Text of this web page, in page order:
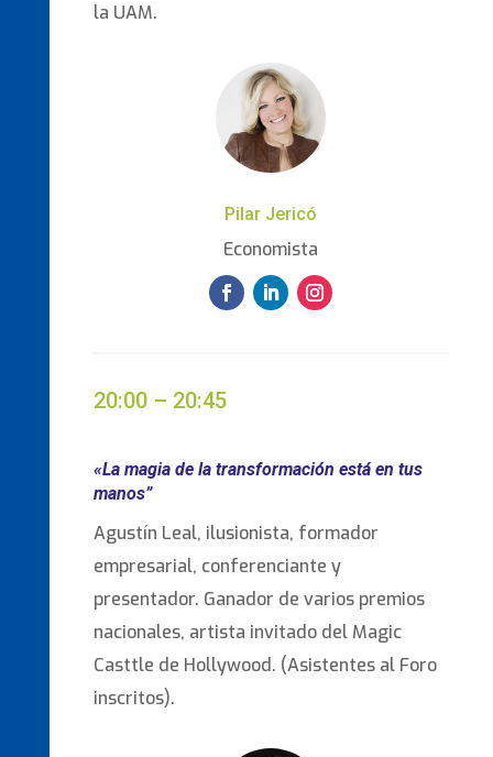
la UAM.
Pilar Jericó
Economista
20:00 – 20:45
«La magia de la transformación está en tus
manos”
Agustín Leal, ilusionista, formador
empresarial, conferenciante y
presentador. Ganador de varios premios
nacionales, artista invitado del Magic
Casttle de Hollywood. (Asistentes al Foro
inscritos).